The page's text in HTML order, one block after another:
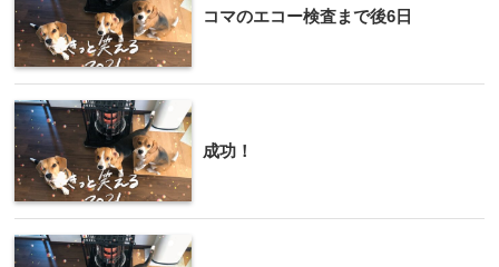
コマのエコー検査まで後6日
成功！